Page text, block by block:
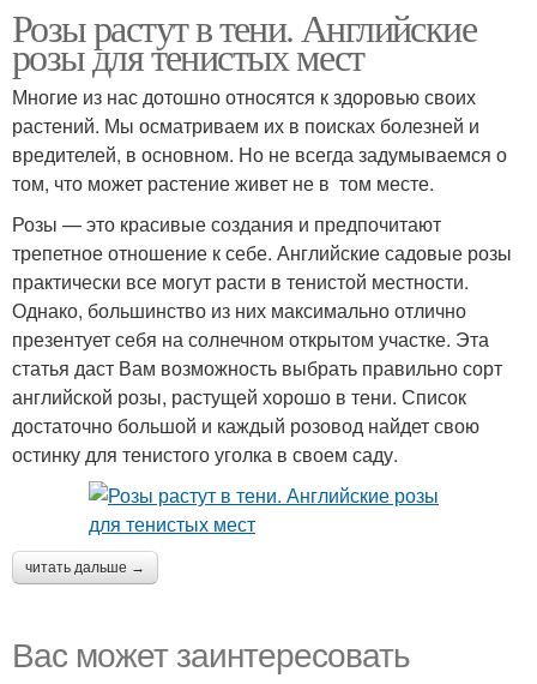
Розы растут в тени. Английские
розы для тенистых мест
Многие из нас дотошно относятся к здоровью своих
растений. Мы осматриваем их в поисках болезней и
вредителей, в основном. Но не всегда задумываемся о
том, что может растение живет не в том месте.
Розы — это красивые создания и предпочитают
трепетное отношение к себе. Английские садовые розы
практически все могут расти в тенистой местности.
Однако, большинство из них максимально отлично
презентует себя на солнечном открытом участке. Эта
статья даст Вам возможность выбрать правильно сорт
английской розы, растущей хорошо в тени. Список
достаточно большой и каждый розовод найдет свою
остинку для тенистого уголка в своем саду.
читать дальше →
Вас может заинтересовать